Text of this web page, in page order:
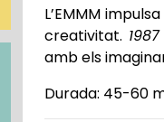
L’EMMM
creativitat.
amb els
Durada: 45-60